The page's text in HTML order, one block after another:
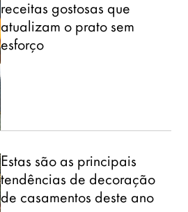
receitas gostosas que
atualizam o prato sem
esforço
Estas são as principais
tendências de decoração
de casamentos deste ano